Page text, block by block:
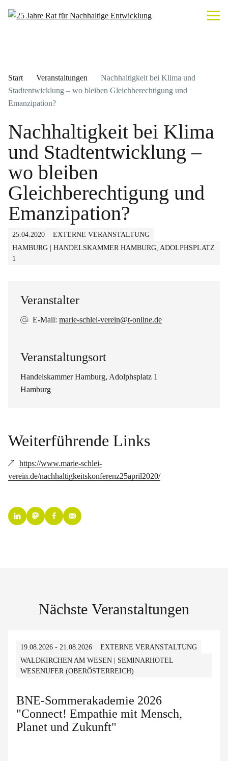
Start Veranstaltungen
Nachhaltigkeit bei Klima und
Stadtentwicklung – wo bleiben Gleichberechtigung und
Emanzipation?
Nachhaltigkeit bei Klima
und Stadtentwicklung –
wo bleiben
Gleichberechtigung und
Emanzipation?
25.04.2020
EXTERNE VERANSTALTUNG
HAMBURG | HANDELSKAMMER HAMBURG, ADOLPHSPLATZ
1
Veranstalter
E-Mail: marie-schlei-verein@t-online.de
Veranstaltungsort
Handelskammer Hamburg, Adolphsplatz 1
Hamburg
Weiterführende Links
https://www.marie-schlei-
verein.de/nachhaltigkeitskonferenz25april2020/
Nächste Veranstaltungen
19.08.2026 - 21.08.2026
EXTERNE VERANSTALTUNG
WALDKIRCHEN AM WESEN | SEMINARHOTEL
WESENUFER (OBERÖSTERREICH)
BNE-Sommerakademie 2026
"Connect! Empathie mit Mensch,
Planet und Zukunft"